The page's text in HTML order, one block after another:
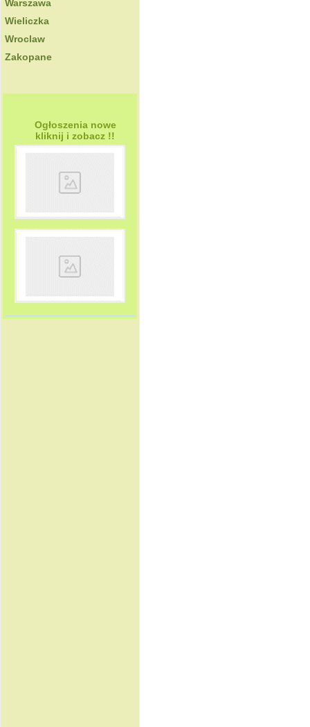
Warszawa
Wieliczka
Wroclaw
Zakopane
Ogłoszenia nowe
kliknij i zobacz !!